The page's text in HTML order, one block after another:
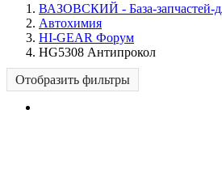
ВАЗОВСКИЙ - База-запчастей-
Автохимия
HI-GEAR Форум
HG5308 Антипрокол
Отобразить фильтры